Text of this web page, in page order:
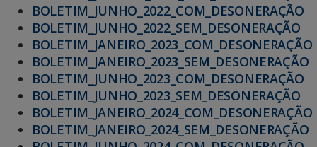
BOLETIM_JUNHO_2022_COM_DESONERAÇÃO
BOLETIM_JUNHO_2022_SEM_DESONERAÇÃO
BOLETIM_JANEIRO_2023_COM_DESONERAÇÃO
BOLETIM_JANEIRO_2023_SEM_DESONERAÇÃO
BOLETIM_JUNHO_2023_COM_DESONERAÇÃO
BOLETIM_JUNHO_2023_SEM_DESONERAÇÃO
BOLETIM_JANEIRO_2024_COM_DESONERAÇÃO
BOLETIM_JANEIRO_2024_SEM_DESONERAÇÃO